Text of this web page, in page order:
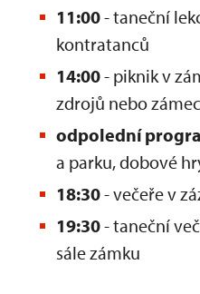
11:00- taneční
kontratanců
14:00- piknik v
zdrojů nebo
odpolední
a parku, dobové
18:30- večeře v
19:30- taneční
sále zámku